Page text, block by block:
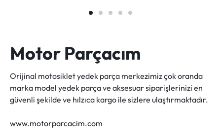
Motor Parçacım
Orijinal motosiklet yedek parça merkezimiz çok oranda
marka model yedek parça ve aksesuar siparişlerinizi en
güvenli şekilde ve hılzıca kargo ile sizlere ulaştırmaktadır.
www.motorparcacim.com